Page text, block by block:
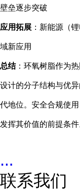
壁垒逐步突破
应用拓展 ：新能源（
域新应用
总结：环氧树脂作为
设计的分子结构与优
代地位。安全合规使
发挥其价值的前提条件
...
联系我们